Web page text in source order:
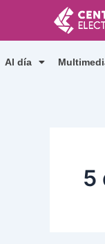
contenido
Al día
5